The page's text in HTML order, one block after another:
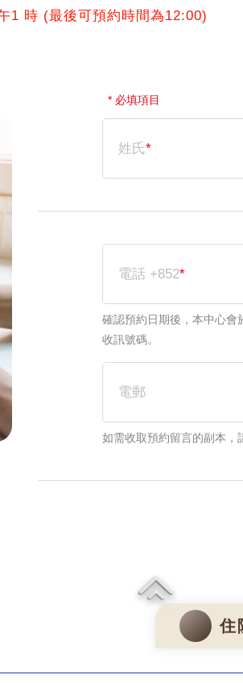
1 時 (最後可預約時間為12:00)
* 必填項目
姓氏*
電話 +852*
確認預約日期後，本中心會
收訊號碼。
電郵
如需收取預約留言的副本，
住